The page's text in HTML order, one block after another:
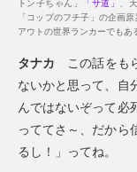
トン子ちゃん」 「サ道」
、
「コップのフチ子」の企画
アウトの世界ランカーでもあ
タナカ この話をも
ないかと思って、自
んではないぞって必
っててさ～、だから
るし！」ってね。